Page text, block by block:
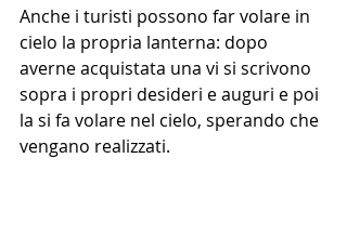
Anche i turisti possono far volare in
cielo la propria lanterna: dopo
averne acquistata una vi si scrivono
sopra i propri desideri e auguri e poi
la si fa volare nel cielo, sperando che
vengano realizzati.